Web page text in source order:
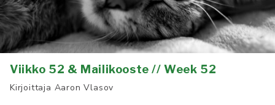
Viikko 52 & Mailikooste // Week 52
Kirjoittaja Aaron Vlasov